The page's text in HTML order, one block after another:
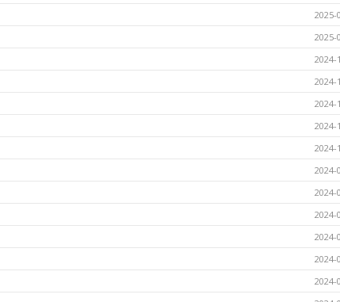
2025-
2025-
2024-
2024-
2024-
2024-
2024-
2024-
2024-
2024-
2024-
2024-
2024-